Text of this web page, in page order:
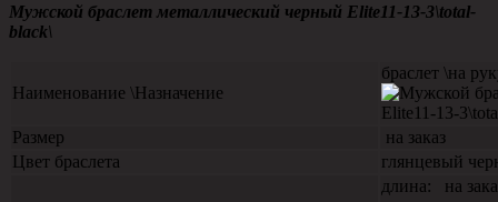
Мужской браслет металлический черный Elite11-13-3\total-
black\
Наименование \Назначение
браслет \на
Размер
на заказ
Цвет браслета
глянцевый
длина: на